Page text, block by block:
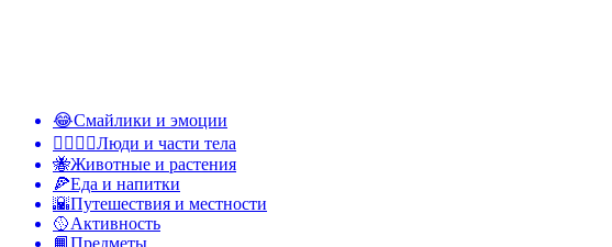
😂Смайлики и эмоции
👩‍❤️‍💋‍👨Люди и части тела
🐝Животные и растения
🍕Еда и напитки
🌇Путешествия и местности
🥎Активность
📙Предметы